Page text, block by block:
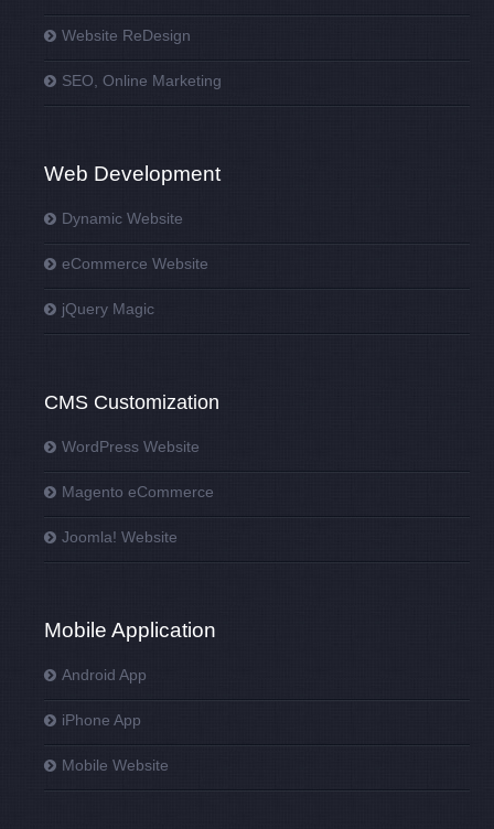
Website ReDesign
SEO, Online Marketing
Web Development
Dynamic Website
eCommerce Website
jQuery Magic
CMS Customization
WordPress Website
Magento eCommerce
Joomla! Website
Mobile Application
Android App
iPhone App
Mobile Website